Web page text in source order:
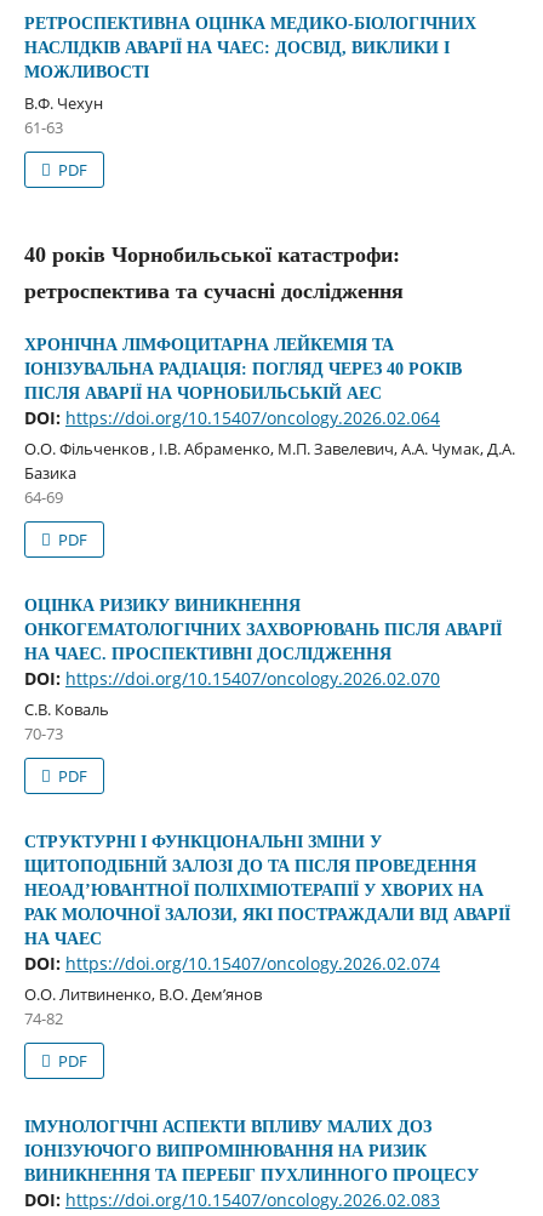
РЕТРОСПЕКТИВНА ОЦІНКА МЕДИКО-БІОЛОГІЧНИХ
НАСЛІДКІВ АВАРІЇ НА ЧАЕС: ДОСВІД, ВИКЛИКИ І
МОЖЛИВОСТІ
В.Ф. Чехун
61-63
PDF
40 років Чорнобильської катастрофи:
ретроспектива та сучасні дослідження
ХРОНІЧНА ЛІМФОЦИТАРНА ЛЕЙКЕМІЯ ТА
ІОНІЗУВАЛЬНА РАДІАЦІЯ: ПОГЛЯД ЧЕРЕЗ 40 РОКІВ
ПІСЛЯ АВАРІЇ НА ЧОРНОБИЛЬСЬКІЙ АЕС
DOI: https://doi.org/10.15407/oncology.2026.02.064
О.О. Фільченков , І.В. Абраменко, М.П. Завелевич, А.А. Чумак, Д.А.
Базика
64-69
PDF
ОЦІНКА РИЗИКУ ВИНИКНЕННЯ
ОНКОГЕМАТОЛОГІЧНИХ ЗАХВОРЮВАНЬ ПІСЛЯ АВАРІЇ
НА ЧАЕС. ПРОСПЕКТИВНІ ДОСЛІДЖЕННЯ
DOI: https://doi.org/10.15407/oncology.2026.02.070
С.В. Коваль
70-73
PDF
СТРУКТУРНІ І ФУНКЦІОНАЛЬНІ ЗМІНИ У
ЩИТОПОДІБНІЙ ЗАЛОЗІ ДО ТА ПІСЛЯ ПРОВЕДЕННЯ
НЕОАД’ЮВАНТНОЇ ПОЛІХІМІОТЕРАПІЇ У ХВОРИХ НА
РАК МОЛОЧНОЇ ЗАЛОЗИ, ЯКІ ПОСТРАЖДАЛИ ВІД АВАРІЇ
НА ЧАЕС
DOI: https://doi.org/10.15407/oncology.2026.02.074
О.О. Литвиненко, В.О. Дем’янов
74-82
PDF
ІМУНОЛОГІЧНІ АСПЕКТИ ВПЛИВУ МАЛИХ ДОЗ
ІОНІЗУЮЧОГО ВИПРОМІНЮВАННЯ НА РИЗИК
ВИНИКНЕННЯ ТА ПЕРЕБІГ ПУХЛИННОГО ПРОЦЕСУ
DOI: https://doi.org/10.15407/oncology.2026.02.083